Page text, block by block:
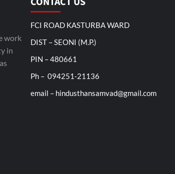
work
in
FCI ROAD KASTURBA WARD
DIST – SEONI (M.P.)
PIN – 480661
Ph – 094251-21136
email – hindusthansamvad@gmail.com